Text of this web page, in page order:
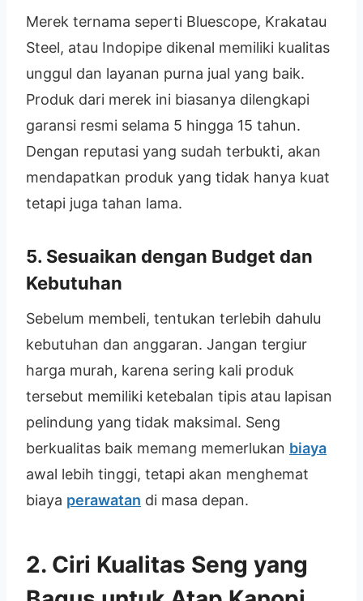
Merek ternama seperti Bluescope, Krakatau
Steel, atau Indopipe dikenal memiliki kualitas
unggul dan layanan purna jual yang baik.
Produk dari merek ini biasanya dilengkapi
garansi resmi selama 5 hingga 15 tahun.
Dengan reputasi yang sudah terbukti, akan
mendapatkan produk yang tidak hanya kuat
tetapi juga tahan lama.
5. Sesuaikan dengan Budget dan
Kebutuhan
Sebelum membeli, tentukan terlebih dahulu
kebutuhan dan anggaran. Jangan tergiur
harga murah, karena sering kali produk
tersebut memiliki ketebalan tipis atau lapisan
pelindung yang tidak maksimal. Seng
berkualitas baik memang memerlukan biaya
awal lebih tinggi, tetapi akan menghemat
biaya perawatan di masa depan.
2. Ciri Kualitas Seng yang